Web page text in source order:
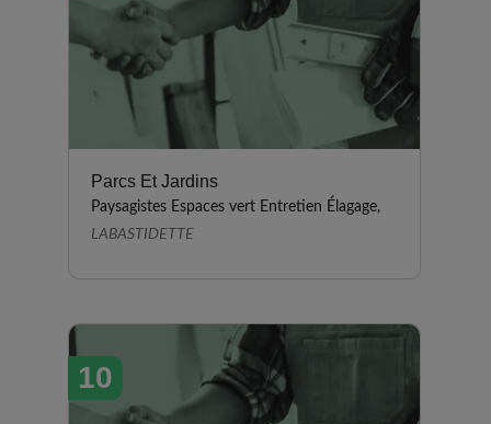
Parcs Et Jardins
Paysagistes Espaces vert Entretien Élagage,
LABASTIDETTE
10